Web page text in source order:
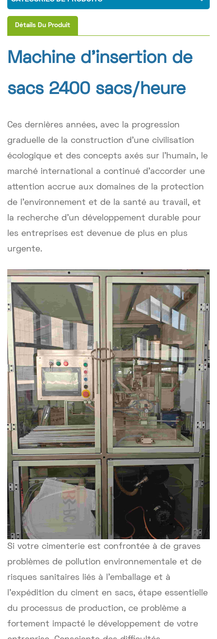
Détails Du Produit
Machine d'insertion de
sacs 2400 sacs/heure
Ces dernières années, avec la progression
graduelle de la construction d'une civilisation
écologique et des concepts axés sur l'humain, le
marché international a continué d'accorder une
attention accrue aux domaines de la protection
de l'environnement et de la santé au travail, et
la recherche d'un développement durable pour
les entreprises est devenue de plus en plus
urgente.
Si votre cimenterie est confrontée à de graves
problèmes de pollution environnementale et de
risques sanitaires liés à l'emballage et à
l'expédition du ciment en sacs, étape essentielle
du processus de production, ce problème a
fortement impacté le développement de votre